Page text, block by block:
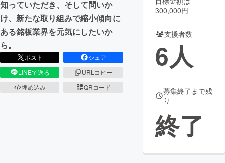
まちづくり・地域活性化
CAMPFIRE for Social Good
CAMPFIRE Creation
CAMPFIREふるさと納税machi-ya コミュニティ
知っていただき、そして問いか
け、新たな取り組みで縮小傾向に
ある銘板業界を元気にしたいか
ら。
ポスト
シェア
LINEで送る
URLコピー
埋め込み
QRコード
300,000円
支援者数
6人
募集終了まで残
り
終了